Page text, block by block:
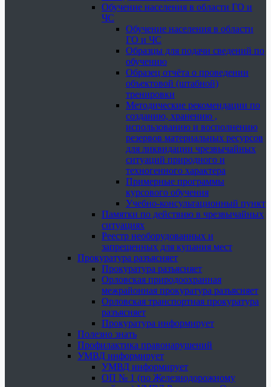
Обучение населения в области ГО и
ЧС
Обучение населения в области
ГО и ЧС
Образцы для подачи сведений по
обучению
Образец отчёта о проведении
объектовой (штабной)
тренировки
Методические рекомендации по
созданию, хранению ,
использованию и восполнению
резервов материальных ресурсов
для ликвидации чрезвычайных
ситуаций природного и
техногенного характера
Примерные программы
курсового обучения
Учебно-консультационный пункт
Памятки по действию в чрезвычайных
ситуациях
Реестр необорудованных и
запрещенных для купания мест
Прокуратура разъясняет
Прокуратура разъясняет
Орловская природоохранная
межрайонная прокуратура разъясняет
Орловская транспортная прокуратура
разъясняет
Прокуратура информирует
Полезно знать
Профилактика правонарушений
УМВД информирует
УМВД информирует
ОП № 1 (по Железнодорожному